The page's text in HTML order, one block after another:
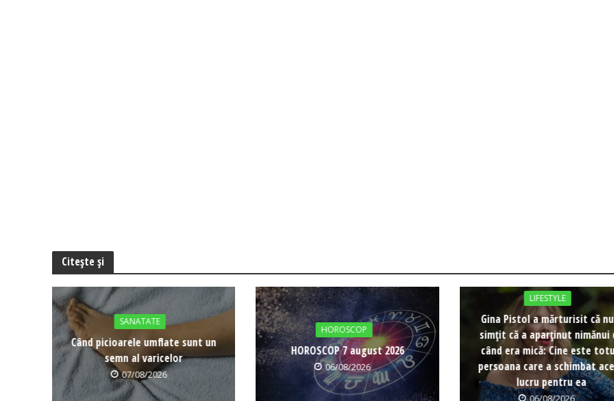
Citește și
SANATATE
Când picioarele umflate sunt un
semn al varicelor
07/08/2026
HOROSCOP
HOROSCOP 7 august 2026
06/08/2026
LIFESTYLE
Gina Pistol a mărturisit că
simțit că a aparținut nimănui
când era mică: Cine este
persoana care a schimbat
lucru pentru ea
06/08/2026